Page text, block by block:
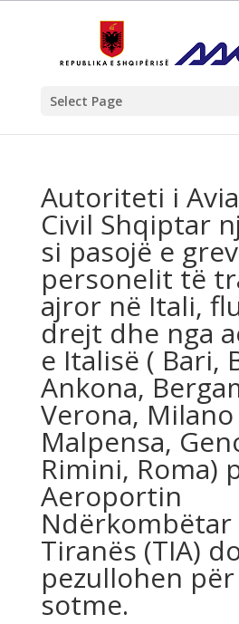
Select Page
Autoriteti i
Civil Shqiptar
si pasojë e
personelit të
ajror në Itali,
drejt dhe nga
e Italisë ( Bari,
Ankona,
Verona, Milano
Malpensa,
Rimini, Roma)
Aeroportin
Ndërkombëtar
Tiranës (TIA)
pezullohen
sotme.